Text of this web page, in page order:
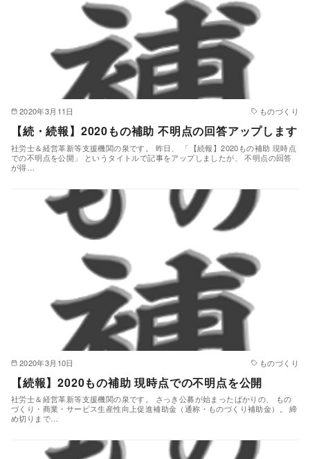
2020年3月11日 ものづくり
【続・続報】2020もの補助 不明点の回答アップします
社労士＆経営革新等支援機関の泉です。 昨日、 「【続報】2020もの補助 現時点
での不明点を公開」 というタイトルで記事をアップしましたが、 不明点の回答
が得…
2020年3月10日 ものづくり
【続報】2020もの補助 現時点での不明点を公開
社労士＆経営革新等支援機関の泉です。 さっき公募が始まったばかりの、 もの
づくり・商業・サービス生産性向上促進補助金（通称・ものづくり補助金）。 締
め切りまで…